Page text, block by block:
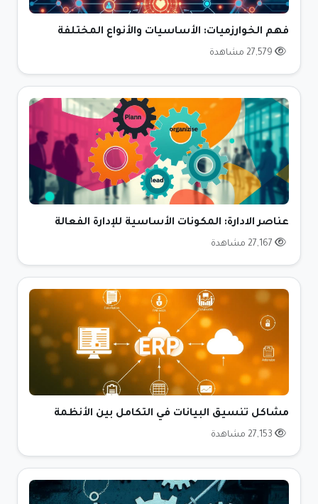
فهم الخوارزميات: الأساسيات والأنواع المختلفة
عناصر الادارة: المكونات الأساسية للإدارة الفعالة
مشاكل تنسيق البيانات في التكامل بين الأنظمة